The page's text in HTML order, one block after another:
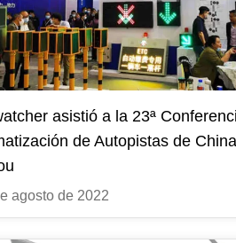
asistió a la 23ª
de Autopistas de
agosto de 2022